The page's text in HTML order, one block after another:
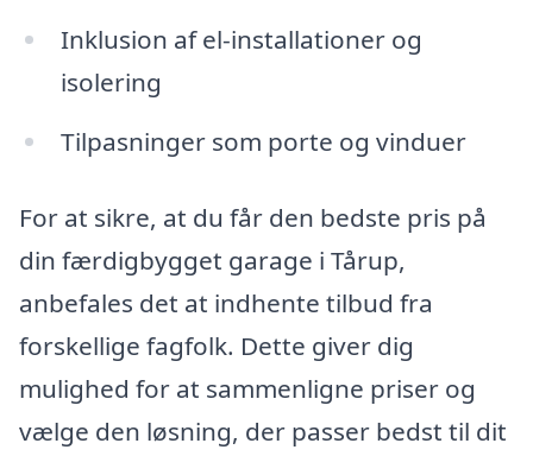
Inklusion af el-installationer og
isolering
Tilpasninger som porte og vinduer
For at sikre, at du får den bedste pris på
din færdigbygget garage i Tårup,
anbefales det at indhente tilbud fra
forskellige fagfolk. Dette giver dig
mulighed for at sammenligne priser og
vælge den løsning, der passer bedst til dit